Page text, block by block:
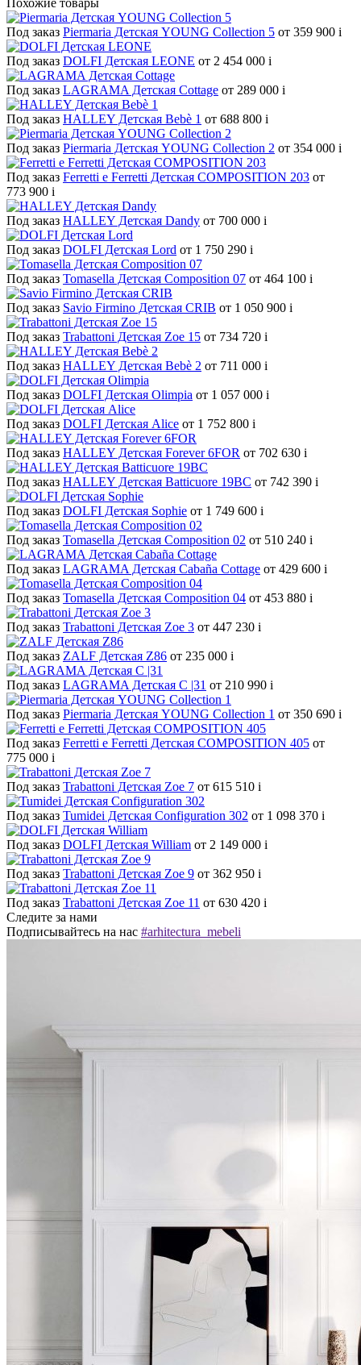
Похожие товары
Под заказ Piermaria Детская YOUNG Collection 5 от 359 900 i
Под заказ DOLFI Детская LEONE от 2 454 000 i
Под заказ LAGRAMA Детская Cottage от 289 000 i
Под заказ HALLEY Детская Bebè 1 от 688 800 i
Под заказ Piermaria Детская YOUNG Collection 2 от 354 000 i
Под заказ Ferretti e Ferretti Детская COMPOSITION 203 от
773 900 i
Под заказ HALLEY Детская Dandy от 700 000 i
Под заказ DOLFI Детская Lord от 1 750 290 i
Под заказ Tomasella Детская Composition 07 от 464 100 i
Под заказ Savio Firmino Детская CRIB от 1 050 900 i
Под заказ Trabattoni Детская Zoe 15 от 734 720 i
Под заказ HALLEY Детская Bebè 2 от 711 000 i
Под заказ DOLFI Детская Olimpia от 1 057 000 i
Под заказ DOLFI Детская Alice от 1 752 800 i
Под заказ HALLEY Детская Forever 6FOR от 702 630 i
Под заказ HALLEY Детская Batticuore 19BC от 742 390 i
Под заказ DOLFI Детская Sophie от 1 749 600 i
Под заказ Tomasella Детская Composition 02 от 510 240 i
Под заказ LAGRAMA Детская Cabaña Cottage от 429 600 i
Под заказ Tomasella Детская Composition 04 от 453 880 i
Под заказ Trabattoni Детская Zoe 3 от 447 230 i
Под заказ ZALF Детская Z86 от 235 000 i
Под заказ LAGRAMA Детская С |31 от 210 990 i
Под заказ Piermaria Детская YOUNG Collection 1 от 350 690 i
Под заказ Ferretti e Ferretti Детская COMPOSITION 405 от
775 000 i
Под заказ Trabattoni Детская Zoe 7 от 615 510 i
Под заказ Tumidei Детская Configuration 302 от 1 098 370 i
Под заказ DOLFI Детская William от 2 149 000 i
Под заказ Trabattoni Детская Zoe 9 от 362 950 i
Под заказ Trabattoni Детская Zoe 11 от 630 420 i
Следите за нами
Подписывайтесь на нас #arhitectura_mebeli